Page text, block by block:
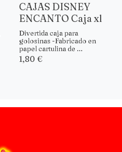
CAJAS DISNEY
ENCANTO Caja xl
Divertida caja para
golosinas -Fabricado en
papel cartulina de ...
1,80 €